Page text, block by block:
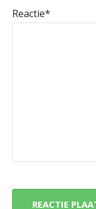
Reactie*